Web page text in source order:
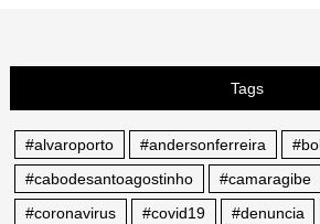
Tags
#alvaroporto #andersonferreira
#cabodesantoagostinho
#camaragibe
#coronavirus
#covid19 #denuncia